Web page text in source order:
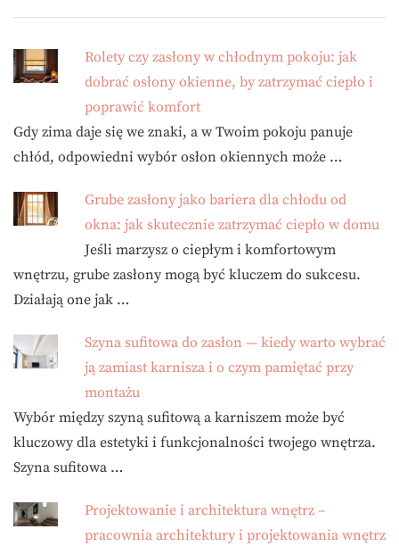
Rolety czy zasłony w chłodnym pokoju: jak
dobrać osłony okienne, by zatrzymać ciepło i
poprawić komfort
Gdy zima daje się we znaki, a w Twoim pokoju panuje
chłód, odpowiedni wybór osłon okiennych może …
Grube zasłony jako bariera dla chłodu od
okna: jak skutecznie zatrzymać ciepło w domu
Jeśli marzysz o ciepłym i komfortowym
wnętrzu, grube zasłony mogą być kluczem do sukcesu.
Działają one jak …
Szyna sufitowa do zasłon — kiedy warto wybrać
ją zamiast karnisza i o czym pamiętać przy
montażu
Wybór między szyną sufitową a karniszem może być
kluczowy dla estetyki i funkcjonalności twojego wnętrza.
Szyna sufitowa …
Projektowanie i architektura wnętrz –
pracownia architektury i projektowania wnętrz